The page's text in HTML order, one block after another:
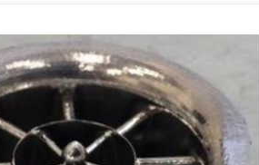
HEIGHTS – USA
EXTRUDE HONE LLC –
EXTRUDE HONE GMBH –
タブレットプ
銃身の溝
エクスツル